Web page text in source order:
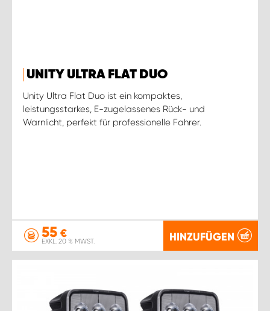
UNITY ULTRA FLAT DUO
Unity Ultra Flat Duo ist ein kompaktes,
leistungsstarkes, E-zugelassenes Rück- und
Warnlicht, perfekt für professionelle Fahrer.
55 €
EXKL. 20 % MWST. HINZUFÜGEN